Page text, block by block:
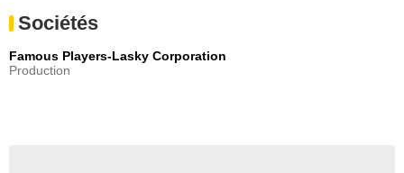
Sociétés
Famous Players-Lasky Corporation
Production